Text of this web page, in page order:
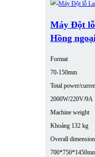
Máy Đột
Hồng
Format
70-150mm
Total power/
2000W/220V/9A
Machine weight
Khoảng 132 kg
Overall